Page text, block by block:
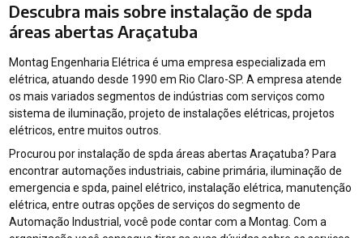
Descubra mais sobre instalação de spda
áreas abertas Araçatuba
Montag Engenharia Elétrica é uma empresa especializada em
elétrica, atuando desde 1990 em Rio Claro-SP. A empresa atende
os mais variados segmentos de indústrias com serviços como
sistema de iluminação, projeto de instalações elétricas, projetos
elétricos, entre muitos outros.
Procurou por instalação de spda áreas abertas Araçatuba? Para
encontrar automações industriais, cabine primária, iluminação de
emergencia e spda, painel elétrico, instalação elétrica, manutenção
elétrica, entre outras opções de serviços do segmento de
Automação Industrial, você pode contar com a Montag. Com a